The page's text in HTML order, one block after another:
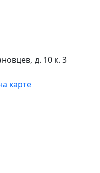
д. 10 к. 3
карте